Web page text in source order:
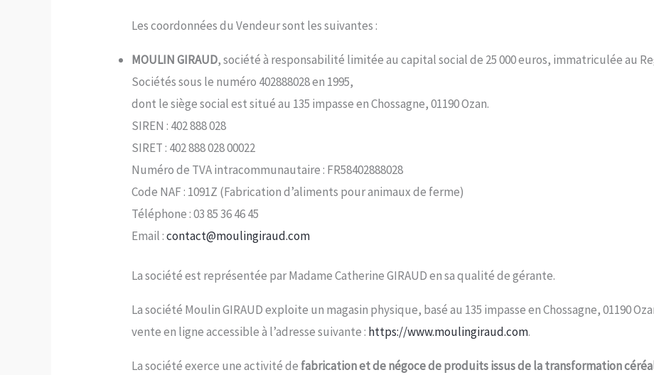
Les coordonnées du Vendeur sont les suivantes :
MOULIN GIRAUD, société à responsabilité limitée au capital social de 25 000 euros, immatriculée au
Sociétés sous le numéro 402888028 en 1995,
dont le siège social est situé au 135 impasse en Chossagne, 01190 Ozan.
SIREN : 402 888 028
SIRET : 402 888 028 00022
Numéro de TVA intracommunautaire : FR58402888028
Code NAF : 1091Z (Fabrication d’aliments pour animaux de ferme)
Téléphone : 03 85 36 46 45
Email :contact@moulingiraud.com
La société est représentée par Madame Catherine GIRAUD en sa qualité de gérante.
La société Moulin GIRAUD exploite un magasin physique, basé au 135 impasse en Chossagne, 01190
vente en ligne accessible à l’adresse suivante : https://www.moulingiraud.com.
La société exerce une activité de fabrication et de négoce de produits issus de la transformation